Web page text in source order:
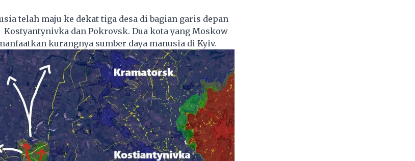
telah maju ke dekat tiga desa di bagian garis depan
dan Pokrovsk. Dua kota yang Moskow
kurangnya sumber daya manusia di Kyiv.